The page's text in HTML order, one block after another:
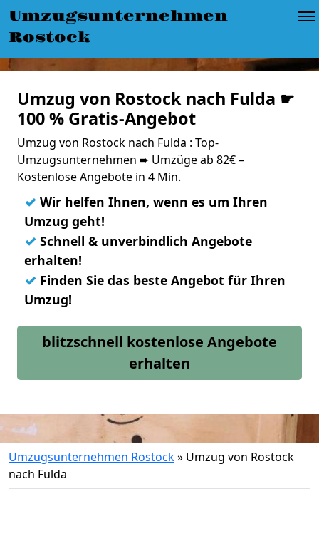
Umzugsunternehmen
Rostock
Umzug von Rostock nach Fulda ☛
100 % Gratis-Angebot
Umzug von Rostock nach Fulda : Top-
Umzugsunternehmen ➨ Umzüge ab 82€ –
Kostenlose Angebote in 4 Min.
✓ Wir helfen Ihnen, wenn es um Ihren
Umzug geht!
✓ Schnell & unverbindlich Angebote
erhalten!
✓ Finden Sie das beste Angebot für Ihren
Umzug!
blitzschnell kostenlose Angebote
erhalten
Umzugsunternehmen Rostock» Umzug von Rostock
nach Fulda